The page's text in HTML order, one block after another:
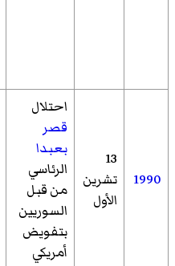
1990
13
تشرين
الأول
احتلال
قصر
بعبدا
الرئاسي
من قبل
السوريين
بتفويض
أمريكي